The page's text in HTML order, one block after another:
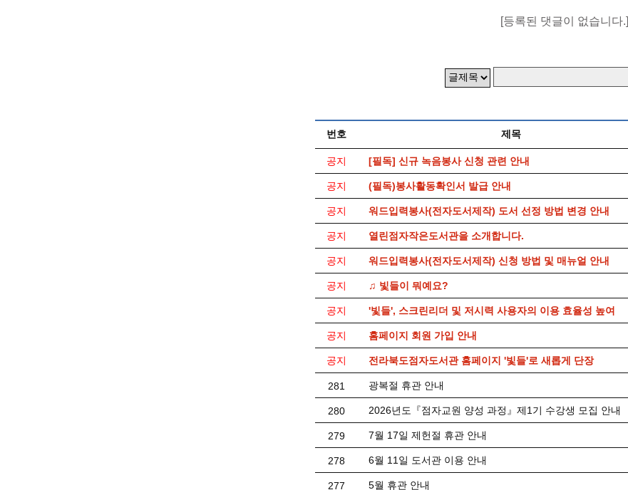
[등록된 댓글이 없습니다.]
번호 제목
공지 [필독] 신규 녹음봉사 신청 관련 안내
공지 (필독)봉사활동확인서 발급 안내
공지 워드입력봉사(전자도서제작) 도서 선정 방법 변경 안내
공지 열린점자작은도서관을 소개합니다.
공지 워드입력봉사(전자도서제작) 신청 방법 및 매뉴얼 안내
공지 ♫ 빛들이 뭐예요?
공지 '빛들', 스크린리더 및 저시력 사용자의 이용 효율성 높여
공지 홈페이지 회원 가입 안내
공지 전라북도점자도서관 홈페이지 '빛들'로 새롭게 단장
281 광복절 휴관 안내
280 2026년도『점자교원 양성 과정』제1기 수강생 모집 안내
279 7월 17일 제헌절 휴관 안내
278 6월 11일 도서관 이용 안내
277 5월 휴관 안내